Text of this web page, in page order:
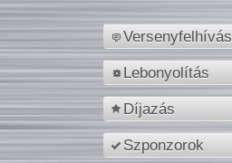
Versenyfelhívás
Lebonyolítás
Díjazás
Szponzorok